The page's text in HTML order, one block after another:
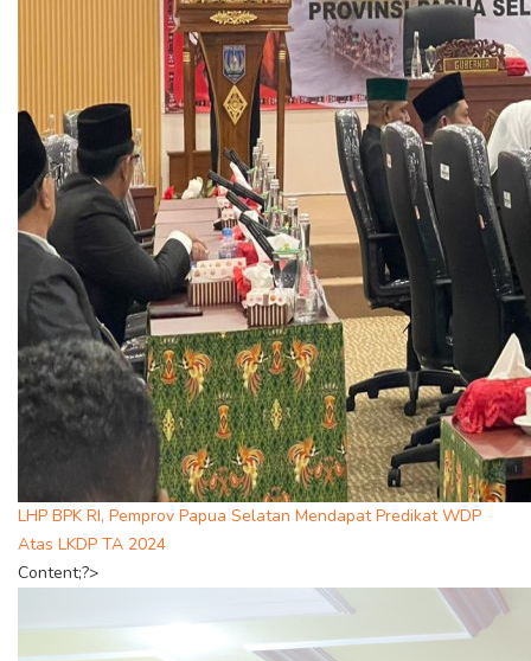
LHP BPK RI, Pemprov Papua Selatan Mendapat Predikat WDP
Atas LKDP TA 2024
Content;?>